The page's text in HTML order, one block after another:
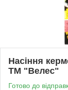
Насіння
ТМ "Велес"
Готово до